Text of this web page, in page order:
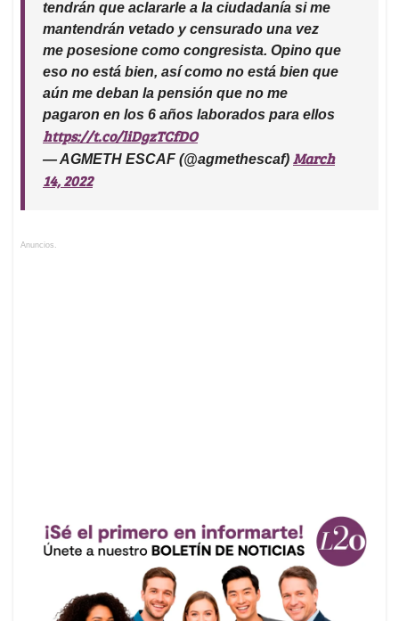
tendrán que aclararle a la ciudadanía si me
mantendrán vetado y censurado una vez
me posesione como congresista. Opino que
eso no está bien, así como no está bien que
aún me deban la pensión que no me
pagaron en los 6 años laborados para ellos
https://t.co/liDgzTCfDO
— AGMETH ESCAF (@agmethescaf) March
14, 2022
Anuncios.